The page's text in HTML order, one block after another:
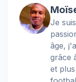
Je
âge,
grâce
et